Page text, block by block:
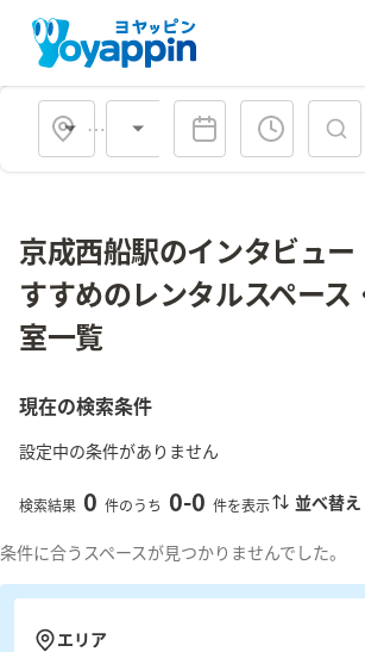
会場タイプ
京成西船駅のインタビュ
すすめのレンタルスペース
室一覧
現在の検索条件
設定中の条件がありません
検索結果 0 件のうち 0-0 件を表示 並べ替え
条件に合うスペースが見つかりませんでした。
エリア